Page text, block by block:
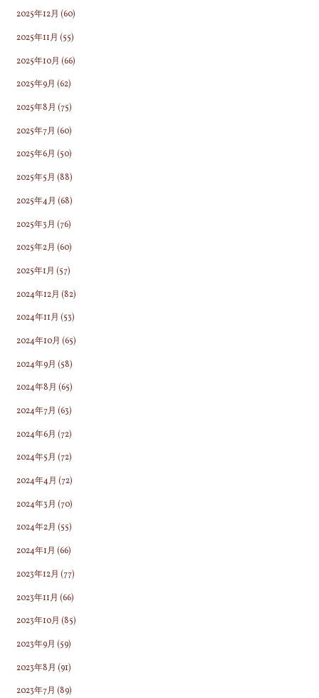
2025年12月 (60)
2025年11月 (55)
2025年10月 (66)
2025年9月 (62)
2025年8月 (75)
2025年7月 (60)
2025年6月 (50)
2025年5月 (88)
2025年4月 (68)
2025年3月 (76)
2025年2月 (60)
2025年1月 (57)
2024年12月 (82)
2024年11月 (53)
2024年10月 (65)
2024年9月 (58)
2024年8月 (65)
2024年7月 (63)
2024年6月 (72)
2024年5月 (72)
2024年4月 (72)
2024年3月 (70)
2024年2月 (55)
2024年1月 (66)
2023年12月 (77)
2023年11月 (66)
2023年10月 (85)
2023年9月 (59)
2023年8月 (91)
2023年7月 (89)